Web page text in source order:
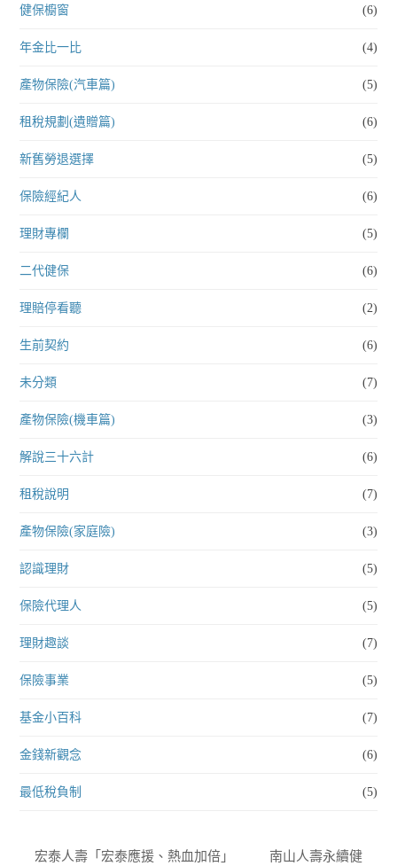
健保櫥窗 (6)
年金比一比 (4)
產物保險(汽車篇) (5)
租稅規劃(遺贈篇) (6)
新舊勞退選擇 (5)
保險經紀人 (6)
理財專欄 (5)
二代健保 (6)
理賠停看聽 (2)
生前契約 (6)
未分類 (7)
產物保險(機車篇) (3)
解說三十六計 (6)
租稅說明 (7)
產物保險(家庭險) (3)
認識理財 (5)
保險代理人 (5)
理財趣談 (7)
保險事業 (5)
基金小百科 (7)
金錢新觀念 (6)
最低稅負制 (5)
宏泰人壽「宏泰應援、熱血加倍」
南山人壽永續健